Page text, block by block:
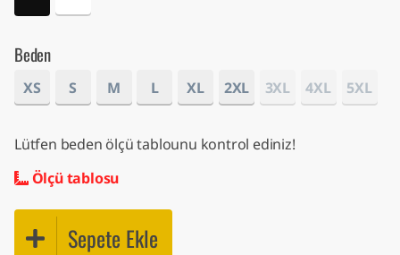
Beden
XS S M L XL 2XL 3XL 4XL 5XL
Lütfen beden ölçü tablounu kontrol ediniz!
Ölçü tablosu
Sepete Ekle